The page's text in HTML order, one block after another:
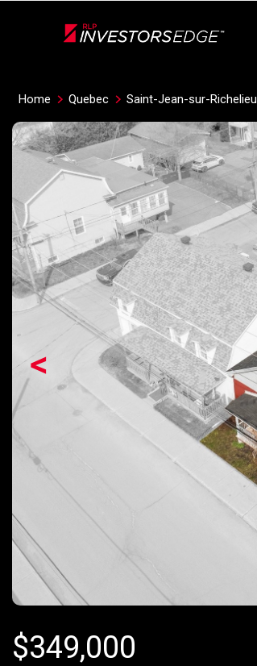
Home Quebec Saint-Jean-sur-Richelieu
<
$349,000